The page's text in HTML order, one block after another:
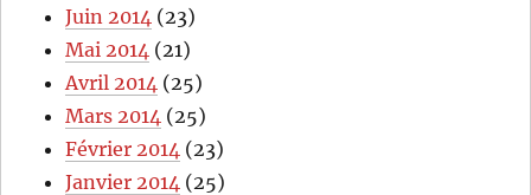
Juin 2014 (23)
Mai 2014 (21)
Avril 2014 (25)
Mars 2014 (25)
Février 2014 (23)
Janvier 2014 (25)